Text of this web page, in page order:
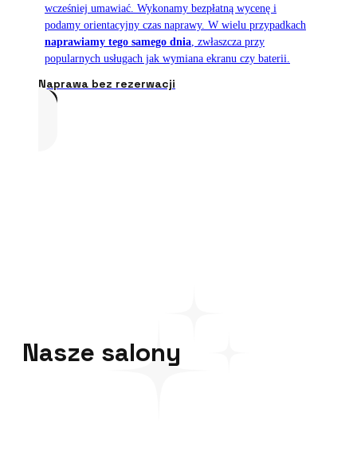
wcześniej umawiać. Wykonamy bezpłatną wycenę i
podamy orientacyjny czas naprawy. W wielu przypadkach
naprawiamy tego samego dnia , zwłaszcza przy
popularnych usługach jak wymiana ekranu czy baterii.
Naprawa bez rezerwacji
Nasze salony